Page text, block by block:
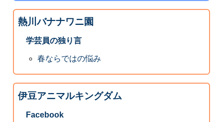
熱川バナナワニ園
学芸員の独り言
春ならではの悩み
伊豆アニマルキングダム
Facebook